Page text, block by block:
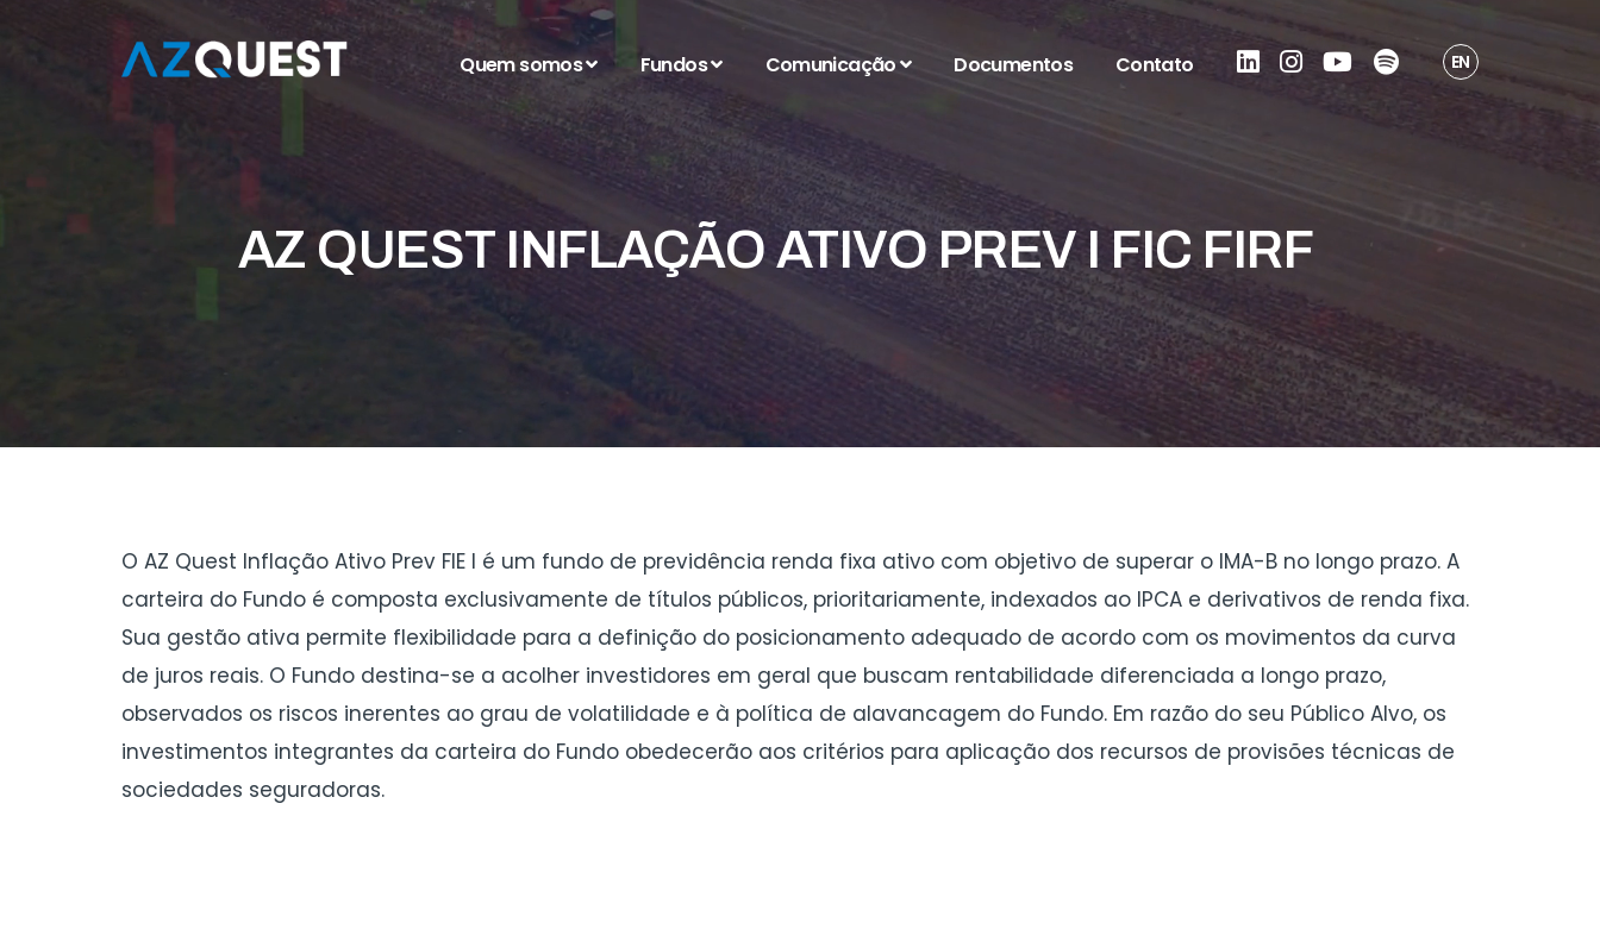
Quem somos Fundos Comunicação Documentos Contato EN
AZ QUEST INFLAÇÃO ATIVO PREV I FIC FIRF
O AZ Quest Inflação Ativo Prev FIE I é um fundo de previdência renda fixa ativo com objetivo de superar o IMA-B no longo prazo. A
carteira do Fundo é composta exclusivamente de títulos públicos, prioritariamente, indexados ao IPCA e derivativos de renda fixa.
Sua gestão ativa permite flexibilidade para a definição do posicionamento adequado de acordo com os movimentos da curva
de juros reais. O Fundo destina-se a acolher investidores em geral que buscam rentabilidade diferenciada a longo prazo,
observados os riscos inerentes ao grau de volatilidade e à política de alavancagem do Fundo. Em razão do seu Público Alvo, os
investimentos integrantes da carteira do Fundo obedecerão aos critérios para aplicação dos recursos de provisões técnicas de
sociedades seguradoras.